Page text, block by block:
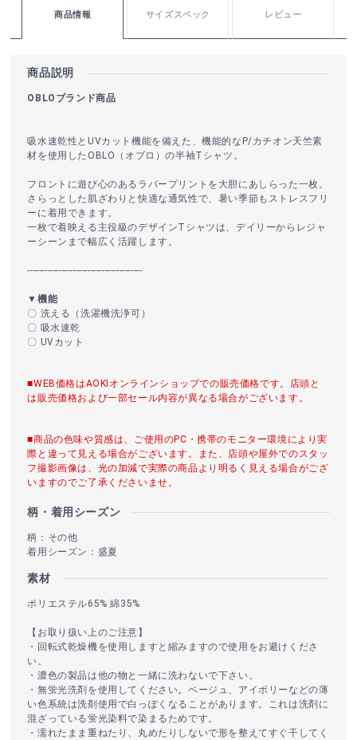
商品情報 サイズスペック レビュー
商品説明
OBLOブランド商品
吸水速乾性とUVカット機能を備えた、機能的なP/カチオン天竺素
材を使用したOBLO（オブロ）の半袖Tシャツ。
フロントに遊び心のあるラバープリントを大胆にあしらった一枚。
さらっとした肌ざわりと快適な通気性で、暑い季節もストレスフリ
ーに着用できます。
一枚で着映える主役級のデザインTシャツは、デイリーからレジャ
ーシーンまで幅広く活躍します。
----------------------------------------
▼機能
〇 洗える（洗濯機洗浄可）
〇 吸水速乾
〇 UVカット
■WEB価格はAOKIオンラインショップでの販売価格です。店頭と
は販売価格および一部セール内容が異なる場合がございます。
■商品の色味や質感は、ご使用のPC・携帯のモニター環境により実
際と違って見える場合がございます。また、店頭や屋外でのスタッ
フ撮影画像は、光の加減で実際の商品より明るく見える場合がござ
いますのでご了承くださいませ。
柄・着用シーズン
柄：その他
着用シーズン：盛夏
素材
ポリエステル65% 綿35%
【お取り扱い上のご注意】
・回転式乾燥機を使用しますと縮みますので使用をお避けくださ
い。
・濃色の製品は他の物と一緒に洗わないで下さい。
・無蛍光洗剤を使用してください。ベージュ、アイボリーなどの薄
い色系統は洗剤使用で白っぽくなることがあります。これは洗剤に
混ざっている蛍光染料で染まるためです。
・濡れたまま重ねたり、丸めたりしないで形を整えてすぐ干してく